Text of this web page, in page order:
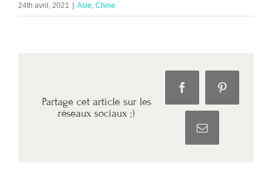
24th avril, 2021 | Asie Chine
Partage cet article sur les
réseaux sociaux ;)
FacebookPinterest
Email